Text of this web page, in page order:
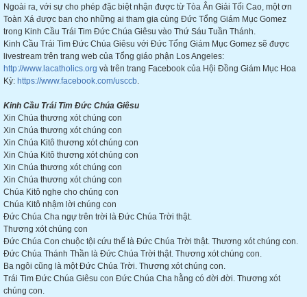
Ngoài ra, với sự cho phép đặc biệt nhận được từ Tòa Ân Giải Tối Cao, một ơn
Toàn Xá được ban cho những ai tham gia cùng Đức Tổng Giám Mục Gomez
trong Kinh Cầu Trái Tim Đức Chúa Giêsu vào Thứ Sáu Tuần Thánh.
Kinh Cầu Trái Tim Đức Chúa Giêsu với Đức Tổng Giám Mục Gomez sẽ được
livestream trên trang web của Tổng giáo phận Los Angeles:
http://www.lacatholics.org và trên trang Facebook của Hội Đồng Giám Mục Hoa
Kỳ: https://www.facebook.com/usccb.
Kinh Cầu Trái Tim Đức Chúa Giêsu
Xin Chúa thương xót chúng con
Xin Chúa thương xót chúng con
Xin Chúa Kitô thương xót chúng con
Xin Chúa Kitô thương xót chúng con
Xin Chúa thương xót chúng con
Xin Chúa thương xót chúng con
Chúa Kitô nghe cho chúng con
Chúa Kitô nhậm lời chúng con
Đức Chúa Cha ngự trên trời là Đức Chúa Trời thật.
Thương xót chúng con
Đức Chúa Con chuộc tội cứu thế là Đức Chúa Trời thật. Thương xót chúng con.
Đức Chúa Thánh Thần là Đức Chúa Trời thật. Thương xót chúng con.
Ba ngôi cũng là một Đức Chúa Trời. Thương xót chúng con.
Trái Tim Đức Chúa Giêsu con Đức Chúa Cha hằng có đời đời. Thương xót
chúng con.